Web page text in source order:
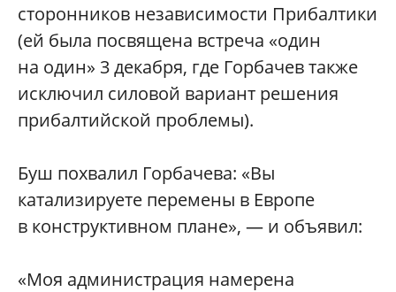
сторонников независимости Прибалтики
(ей была посвящена встреча «один
на один» 3 декабря, где Горбачев также
исключил силовой вариант решения
прибалтийской проблемы).
Буш похвалил Горбачева: «Вы
катализируете перемены в Европе
в конструктивном плане», — и объявил:
«Моя администрация намерена